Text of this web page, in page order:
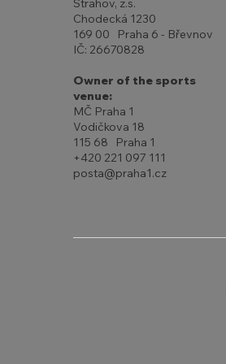
Strahov, z.s.
Chodecká 1230
169 00 Praha 6 - Břevnov
IČ: 26670828
Owner of the sports
venue:
MČ Praha 1
Vodičkova 18
115 68 Praha 1
+420 221 097 111
posta@praha1.cz